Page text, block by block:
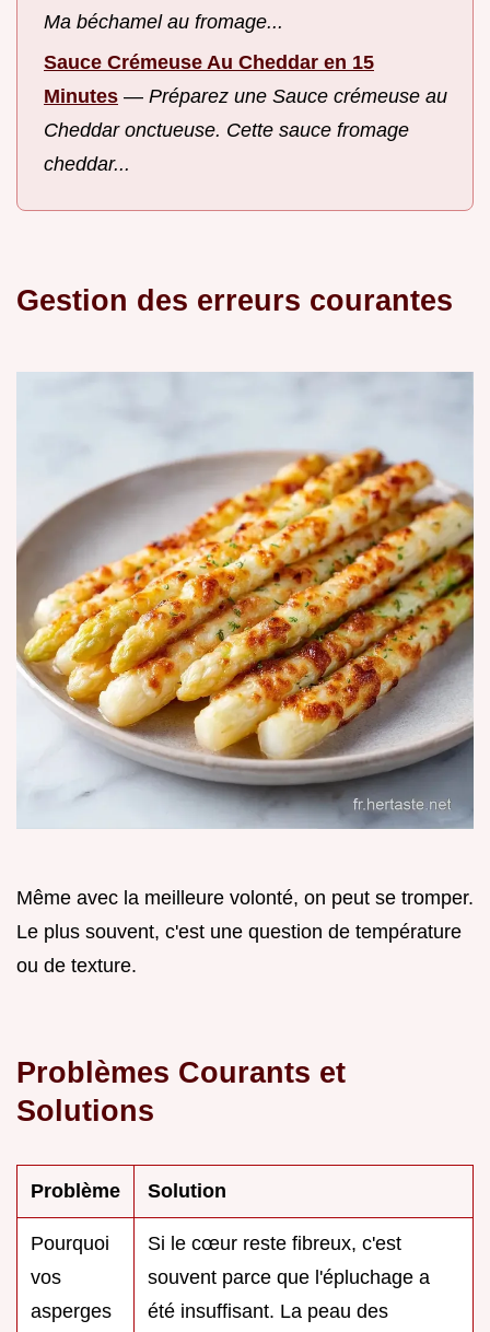
Ma béchamel au fromage...
Sauce Crémeuse Au Cheddar en 15
Minutes — Préparez une Sauce crémeuse au
Cheddar onctueuse. Cette sauce fromage
cheddar...
Gestion des erreurs courantes
Même avec la meilleure volonté, on peut se tromper.
Le plus souvent, c'est une question de température
ou de texture.
Problèmes Courants et
Solutions
Problème Solution
Pourquoi
vos
asperges
Si le cœur reste fibreux, c'est
souvent parce que l'épluchage a
été insuffisant. La peau des